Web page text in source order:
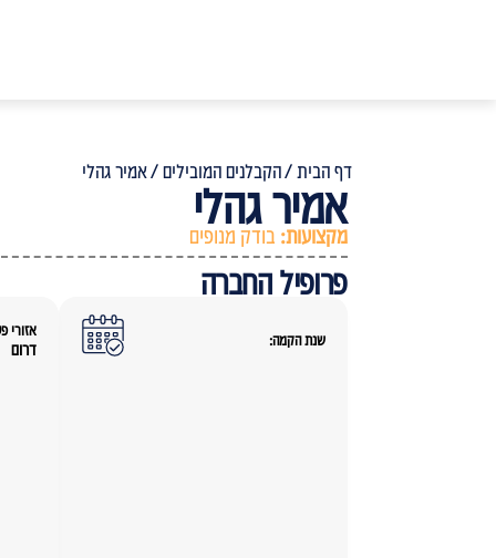
דף הבית /הקבלנים המובילים /אמיר גהלי
אמיר גהלי
מקצועות: בודק מנופים
פרופיל החברה
שנת הקמה:
אזורי
דרום